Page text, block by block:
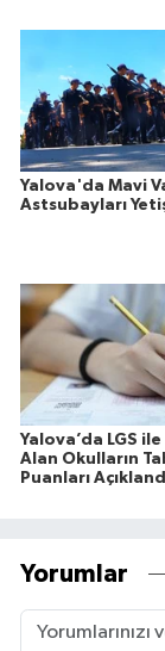
Yalova'da Mavi
Astsubayları
Yalova’da LGS
Alan Okulların
Puanları
Yorumlar